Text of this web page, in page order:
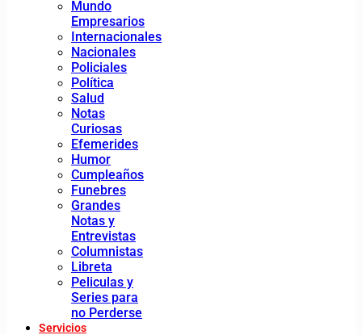
Mundo
Empresarios
Internacionales
Nacionales
Policiales
Política
Salud
Notas
Curiosas
Efemerides
Humor
Cumpleaños
Funebres
Grandes
Notas y
Entrevistas
Columnistas
Libreta
Peliculas y
Series para
no Perderse
Servicios